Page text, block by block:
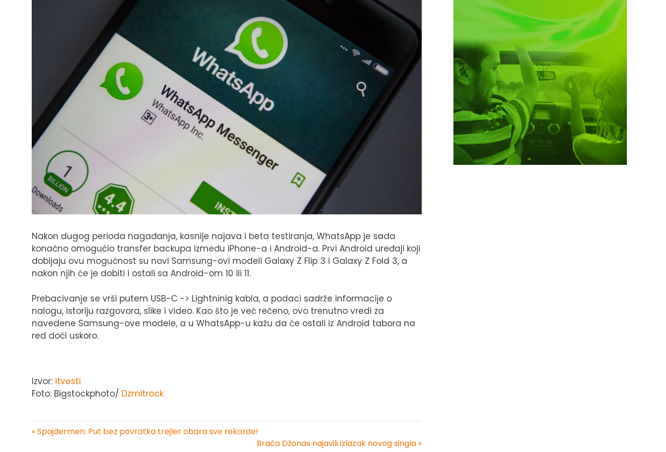
Nakon dugog perioda nagađanja, kasnije najava i beta testiranja, WhatsApp je sada
konačno omogućio transfer backupa između iPhone-a i Android-a. Prvi Android uređaji koji
dobijaju ovu mogućnost su novi Samsung-ovi modeli Galaxy Z Flip 3 i Galaxy Z Fold 3, a
nakon njih će je dobiti i ostali sa Android-om 10 ili 11.
Prebacivanje se vrši putem USB-C -> Lightninig kabla, a podaci sadrže informacije o
nalogu, istoriju razgovora, slike i video. Kao što je već rečeno, ovo trenutno vredi za
navedene Samsung-ove modele, a u WhatsApp-u kažu da će ostali iz Android tabora na
red doći uskoro.
Izvor: itvesti
Foto: Bigstockphoto/ Dzmitrock
« Spajdermen: Put bez povratka trejler obara sve rekorde!
Braća Džonas najavili izlazak novog singla »